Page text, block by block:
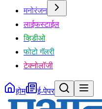
मनोरंजन
लाईफस्टाईल
व्हिडीओ
फोटो गॅलरी
टेक्नोलॉजी
होम ई-पेपर